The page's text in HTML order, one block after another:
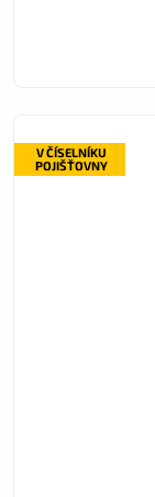
V ČÍSELNÍKU
POJIŠŤOVNY